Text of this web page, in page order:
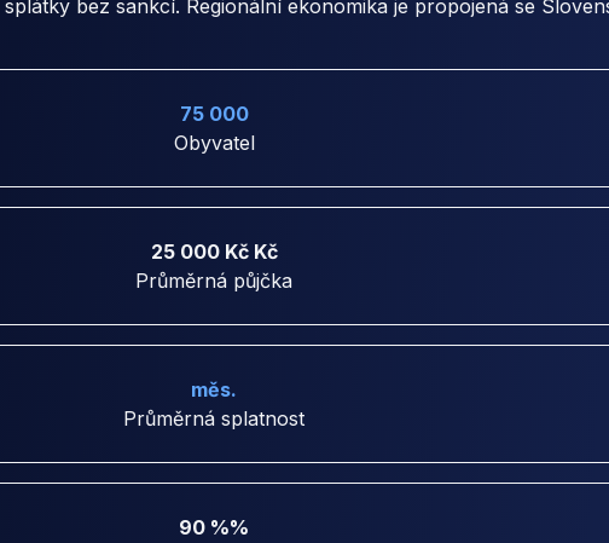
bez sankcí. Regionální ekonomika je propojená se
75 000
Obyvatel
25 000 Kč Kč
Průměrná půjčka
měs.
Průměrná splatnost
90 %%